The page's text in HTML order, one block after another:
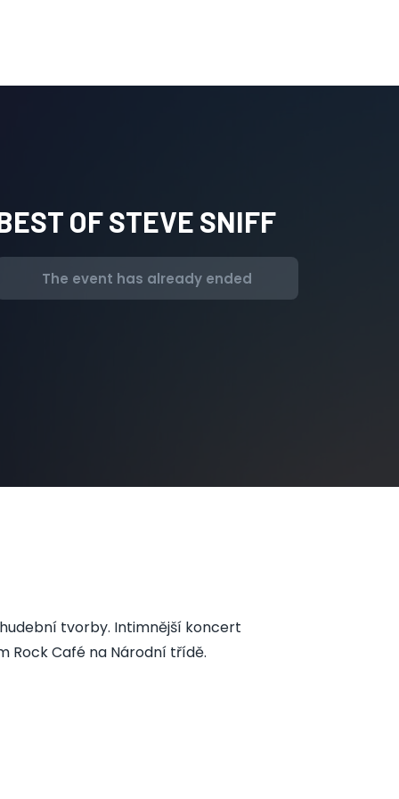
OF STEVE SNIFF
The event has already ended
tvorby. Intimnější koncert
Rock Café na Národní třídě.